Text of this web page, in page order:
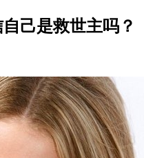
己是救世主吗？